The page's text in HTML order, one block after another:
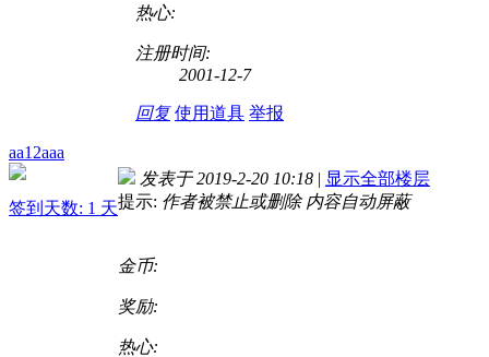
热心:
注册时间:
2001-12-7
回复 使用道具 举报
aa12aaa
签到天数: 1 天
发表于 2019-2-20 10:18 | 显示全部楼层
提示: 作者被禁止或删除 内容自动屏蔽
金币:
奖励:
热心: